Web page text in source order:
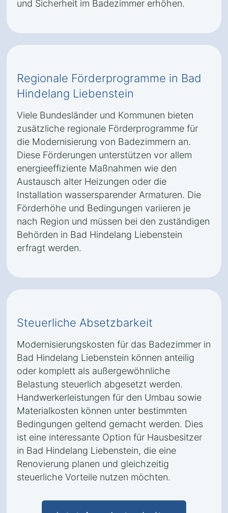
und Sicherheit im Badezimmer erhöhen.
Regionale Förderprogramme in Bad
Hindelang Liebenstein
Viele Bundesländer und Kommunen bieten
zusätzliche regionale Förderprogramme für
die Modernisierung von Badezimmern an.
Diese Förderungen unterstützen vor allem
energieeffiziente Maßnahmen wie den
Austausch alter Heizungen oder die
Installation wassersparender Armaturen. Die
Förderhöhe und Bedingungen variieren je
nach Region und müssen bei den zuständigen
Behörden in Bad Hindelang Liebenstein
erfragt werden.
Steuerliche Absetzbarkeit
Modernisierungskosten für das Badezimmer in
Bad Hindelang Liebenstein können anteilig
oder komplett als außergewöhnliche
Belastung steuerlich abgesetzt werden.
Handwerkerleistungen für den Umbau sowie
Materialkosten können unter bestimmten
Bedingungen geltend gemacht werden. Dies
ist eine interessante Option für Hausbesitzer
in Bad Hindelang Liebenstein, die eine
Renovierung planen und gleichzeitig
steuerliche Vorteile nutzen möchten.